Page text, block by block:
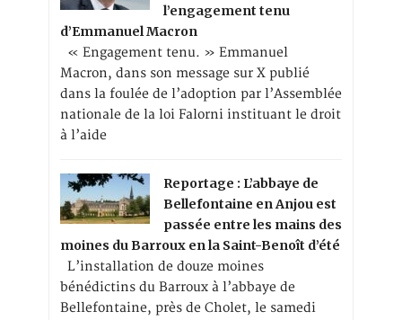
l’engagement tenu
d’Emmanuel Macron
« Engagement tenu. » Emmanuel
Macron, dans son message sur X publié
dans la foulée de l’adoption par l’Assemblée
nationale de la loi Falorni instituant le droit
à l’aide
Reportage : L’abbaye de
Bellefontaine en Anjou est
passée entre les mains des
moines du Barroux en la Saint-Benoît d’été
L’installation de douze moines
bénédictins du Barroux à l’abbaye de
Bellefontaine, près de Cholet, le samedi